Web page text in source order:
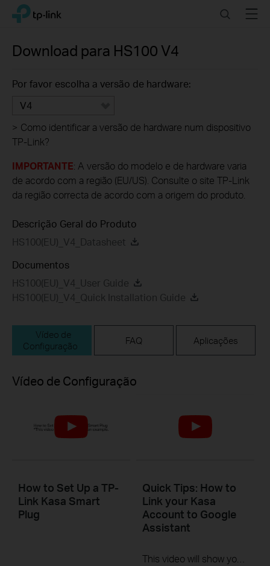
Click
navigation
TP-Link, Reliably Smart SearchMenu
Download para HS100 V4
Por favor escolha a versão de hardware:
V4
> Como identificar a versão de hardware num dispositivo
TP-Link?
IMPORTANTE: A versão do modelo e de hardware varia
de acordo com a região (EU/US). Consulte o site TP-Link
da região correcta de acordo com a origem do produto.
Descrição Geral do Produto
HS100(EU)_V4_Datasheet
Documentos
HS100(EU)_V4_User Guide
HS100(EU)_V4_Quick Installation Guide
Vídeo de
Configuração
FAQ Aplicações
Vídeo de Configuração
How to Set Up a TP-
Link Kasa Smart
Plug
Quick Tips: How to
Link your Kasa
Account to Google
Assistant
This video will show you how to how to link your Kasa Account to Google Assistant for voice control.